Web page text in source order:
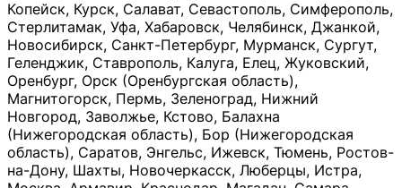
Копейск, Курск, Салават, Севастополь, Симферополь,
Стерлитамак, Уфа, Хабаровск, Челябинск, Джанкой,
Новосибирск, Санкт-Петербург, Мурманск, Сургут,
Геленджик, Ставрополь, Калуга, Елец, Жуковский,
Оренбург, Орск (Оренбургская область),
Магнитогорск, Пермь, Зеленоград, Нижний
Новгород, Заволжье, Кстово, Балахна
(Нижегородская область), Бор (Нижегородская
область), Саратов, Энгельс, Ижевск, Тюмень, Ростов-
на-Дону, Шахты, Новочеркасск, Люберцы, Истра,